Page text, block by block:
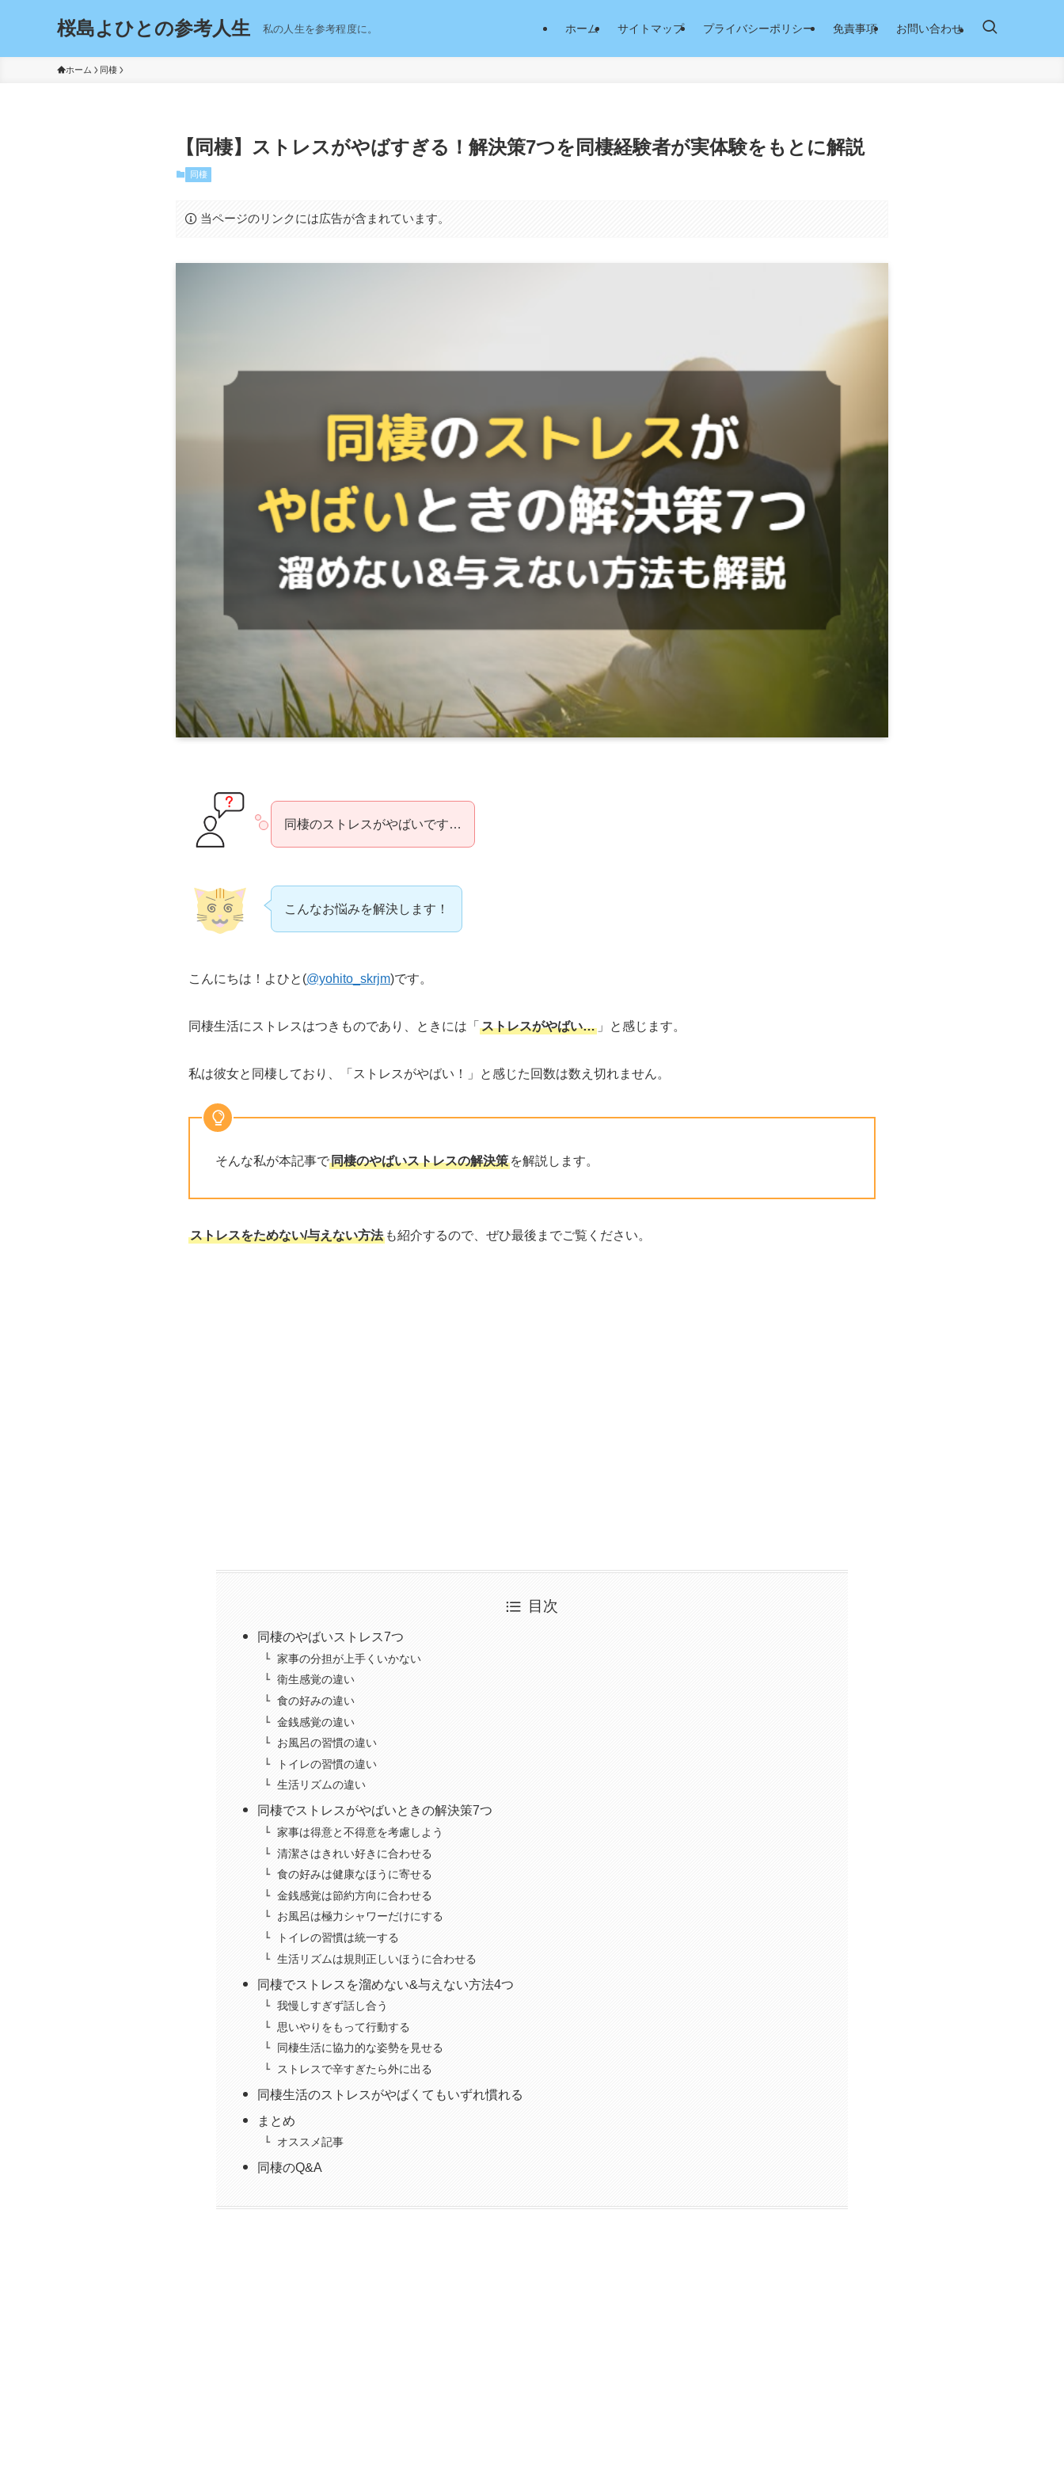
桜島よひとの参考人生 私の人生を参考程度に。 ホーム サイトマップ プライバシーポリシー 免責事項 お問い合わせ
ホーム 同棲
【同棲】ストレスがやばすぎる！解決策7つを同棲経験者が実体験をもとに解説
同棲
当ページのリンクには広告が含まれています。
同棲のストレスがやばいです…
こんなお悩みを解決します！
こんにちは！よひと(@yohito_skrjm)です。
同棲生活にストレスはつきものであり、ときには「 ストレスがやばい… 」と感じます。
私は彼女と同棲しており、「ストレスがやばい！」と感じた回数は数え切れません。
そんな私が本記事で同棲のやばいストレスの解決策 を解説します。
ストレスをためない/与えない方法 も紹介するので、ぜひ最後までご覧ください。
目次
同棲のやばいストレス7つ
家事の分担が上手くいかない
衛生感覚の違い
食の好みの違い
金銭感覚の違い
お風呂の習慣の違い
トイレの習慣の違い
生活リズムの違い
同棲でストレスがやばいときの解決策7つ
家事は得意と不得意を考慮しよう
清潔さはきれい好きに合わせる
食の好みは健康なほうに寄せる
金銭感覚は節約方向に合わせる
お風呂は極力シャワーだけにする
トイレの習慣は統一する
生活リズムは規則正しいほうに合わせる
同棲でストレスを溜めない&与えない方法4つ
我慢しすぎず話し合う
思いやりをもって行動する
同棲生活に協力的な姿勢を見せる
ストレスで辛すぎたら外に出る
同棲生活のストレスがやばくてもいずれ慣れる
まとめ
オススメ記事
同棲のQ&A